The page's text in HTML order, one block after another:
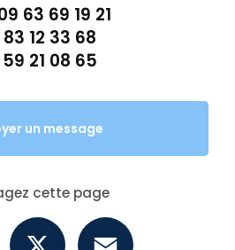
63 69 19 21
12 33 68
21 08 65
un message
cette page
Facebook